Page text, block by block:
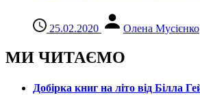
25.02.2020 Олена Мусієнко
МИ ЧИТАЄМО
Добірка книг на літо від Білла